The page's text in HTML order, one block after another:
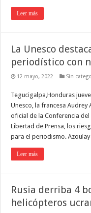
Leer más
La Unesco
periodístico con
12 mayo, 2022 Sin
Tegucigalpa,Honduras
Unesco, la francesa Audrey
oficial de la Conferencia
Libertad de Prensa, los
para el periodismo.
Leer más
Rusia derriba 4
helicópteros